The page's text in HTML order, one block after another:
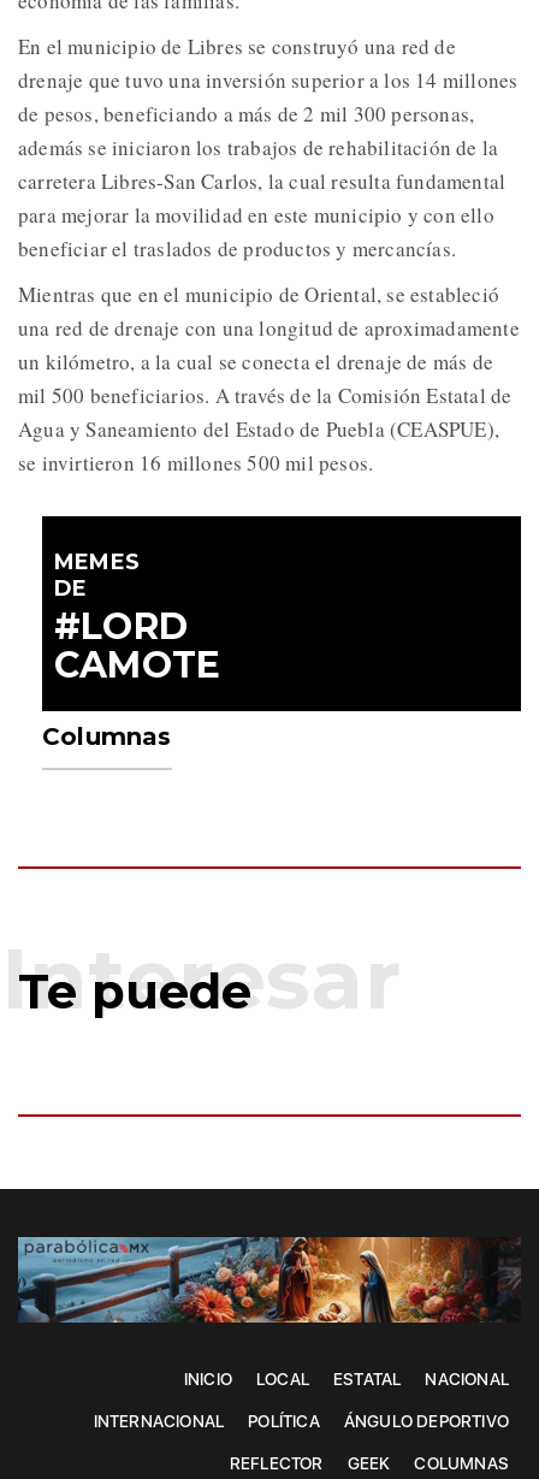
En el municipio de Libres se construyó una red de
drenaje que tuvo una inversión superior a los 14 millones
de pesos, beneficiando a más de 2 mil 300 personas,
además se iniciaron los trabajos de rehabilitación de la
carretera Libres-San Carlos, la cual resulta fundamental
para mejorar la movilidad en este municipio y con ello
beneficiar el traslados de productos y mercancías.
Mientras que en el municipio de Oriental, se estableció
una red de drenaje con una longitud de aproximadamente
un kilómetro, a la cual se conecta el drenaje de más de
mil 500 beneficiarios. A través de la Comisión Estatal de
Agua y Saneamiento del Estado de Puebla (CEASPUE),
se invirtieron 16 millones 500 mil pesos.
MEMES
DE
#LORD
CAMOTE
Columnas
Te puede
INICIO LOCAL ESTATAL NACIONAL
INTERNACIONAL POLÍTICA ÁNGULO DEPORTIVO
REFLECTOR GEEK COLUMNAS